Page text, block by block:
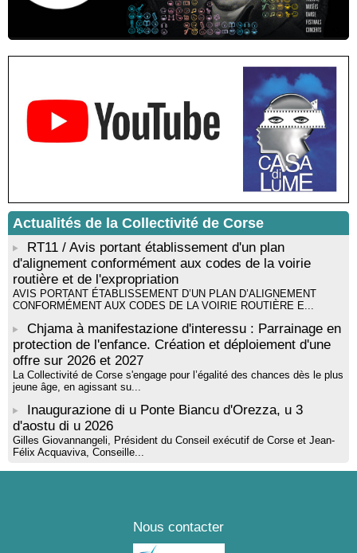
Castelli - Institut Mémoires de l'Edition Contemporaine - Caen /
Médiathèque de Castagniccia Mare et Monti - I Fulelli
Rencontre / dédicace avec Lucrèce Luciani autour de son
Mise en musique d’un livre jeunesse par Annik Meschinet,
musicienne pédagogue : Ateliers d’expression sonore, vocale,
rythmique et corporelle - Mediateca territuriale di Santa Lucia di
Tallà
! Événement reporté ! Cycle de conférences peinture animé
par Alexandre Dominati - Mediateca territuriale di Santa Lucia di
Actualités de la Collectivité de Corse
RT11 / Avis portant établissement d'un plan
d'alignement conformément aux codes de la voirie
routière et de l'expropriation
AVIS PORTANT ÉTABLISSEMENT D’UN PLAN D’ALIGNEMENT
CONFORMÉMENT AUX CODES DE LA VOIRIE ROUTIÈRE E...
Chjama à manifestazione d'interessu : Parrainage en
protection de l'enfance. Création et déploiement d'une
offre sur 2026 et 2027
La Collectivité de Corse s'engage pour l’égalité des chances dès le plus
jeune âge, en agissant su...
Inaugurazione di u Ponte Biancu d'Orezza, u 3
d'aostu di u 2026
Gilles Giovannangeli, Président du Conseil exécutif de Corse et Jean-
Félix Acquaviva, Conseille...
Nous contacter